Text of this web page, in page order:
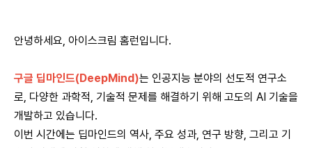
학습정보
안녕하세요, 아이스크림 홈런입니다.
구글 딥마인드(DeepMind)는 인공지능 분야의 선도적 연구소
로, 다양한 과학적, 기술적 문제를 해결하기 위해 고도의 AI 기술을
개발하고 있습니다.
이번 시간에는 딥마인드의 역사, 주요 성과, 연구 방향, 그리고 기